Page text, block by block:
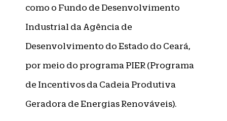
como o Fundo de Desenvolvimento
Industrial da Agência de
Desenvolvimento do Estado do Ceará,
por meio do programa PIER (Programa
de Incentivos da Cadeia Produtiva
Geradora de Energias Renováveis).